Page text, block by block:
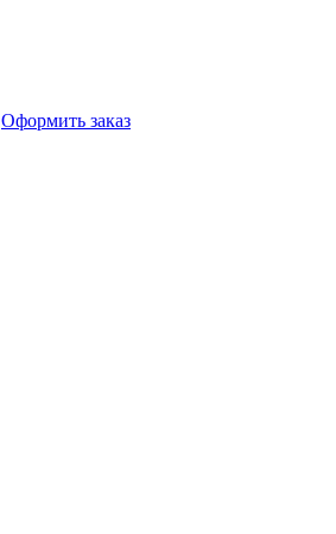
Оформить заказ